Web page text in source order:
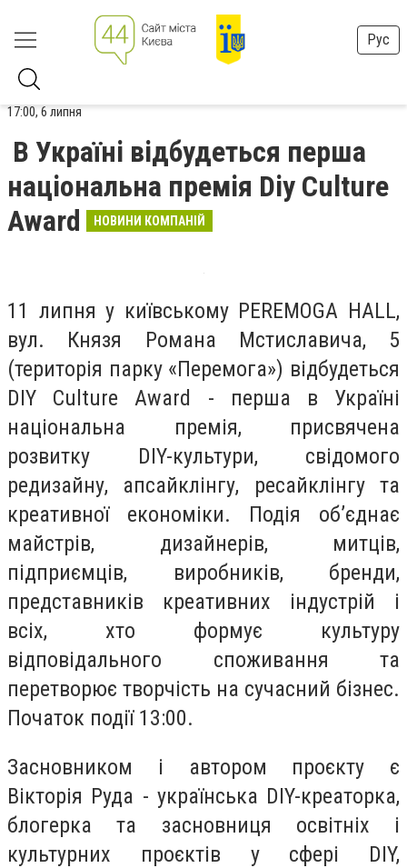
Рус
17:00, 6 липня
В Україні відбудеться перша
національна премія Diy Culture
Award
НОВИНИ КОМПАНІЙ
11 липня у київському PEREMOGA HALL,
вул. Князя Романа Мстиславича, 5
(територія парку «Перемога») відбудеться
DIY Culture Award - перша в Україні
національна премія, присвячена
розвитку DIY-культури, свідомого
редизайну, апсайклінгу, ресайклінгу та
креативної економіки. Подія об’єднає
майстрів, дизайнерів, митців,
підприємців, виробників, бренди,
представників креативних індустрій і
всіх, хто формує культуру
відповідального споживання та
перетворює творчість на сучасний бізнес.
Початок події 13:00.
Засновником і автором проєкту є
Вікторія Руда - українська DIY-креаторка,
блогерка та засновниця освітніх і
культурних проєктів у сфері DIY,